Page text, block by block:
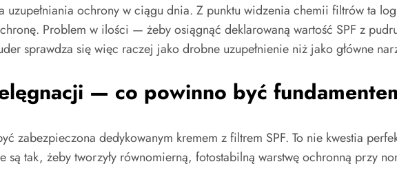
ochrony w ciągu dnia. Z punktu widzenia chemii filtrów ta
Problem w ilości — żeby osiągnąć deklarowaną wartość SPF z
sprawdza się więc raczej jako drobne uzupełnienie niż jako główne
— co powinno być
zabezpieczona dedykowanym kremem z filtrem SPF. To nie kwestia
są tak, żeby tworzyły równomierną, fotostabilną warstwę ochronną przy